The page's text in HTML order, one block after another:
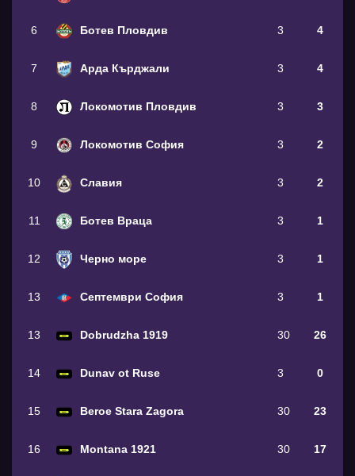
6 Ботев Пловдив 3 4
7 Арда Кърджали 3 4
8 Локомотив Пловдив 3 3
9 Локомотив София 3 2
10 Славия 3 2
11 Ботев Враца 3 1
12 Черно море 3 1
13 Септември София 3 1
13 Dobrudzha 1919 30 26
14 Dunav ot Ruse 3 0
15 Beroe Stara Zagora 30 23
16 Montana 1921 30 17